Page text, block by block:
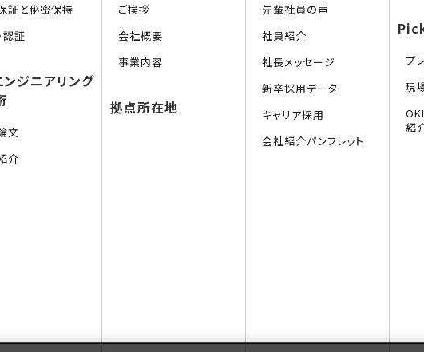
証と秘密保持
認証
ジニアリング
文
介
ご挨拶
会社概要
事業内容
拠点所在地
先輩社員の声
社員紹介
社長メッセージ
新卒採用データ
キャリア採用
会社紹介パンフレット
プ
現
紹